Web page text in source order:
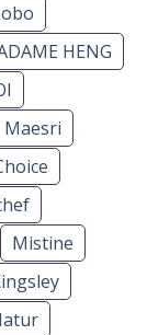
HENG
Maesri
Mistine